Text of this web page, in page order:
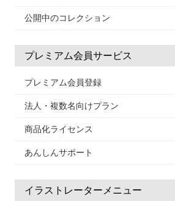
公開中のコレクション
プレミアム会員サービス
プレミアム会員登録
法人・複数名向けプラン
商品化ライセンス
あんしんサポート
イラストレーターメニュー